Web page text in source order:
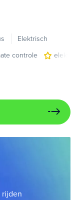
Elektrisch
controle